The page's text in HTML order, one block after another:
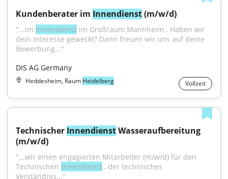
Kundenberater im Innendienst (m/w/d)
"...im Innendienst im Großraum Mannheim . Haben wir
dein Interesse geweckt? Dann freuen wir uns auf deine
Bewerbung..."
DIS AG Germany
Heddesheim, Raum Heidelberg Vollzeit
Technischer Innendienst Wasseraufbereitung
(m/w/d)
"...wir einen engagierten Mitarbeiter (m/w/d) für den
Technischen Innendienst , der technisches
Verständnis..."